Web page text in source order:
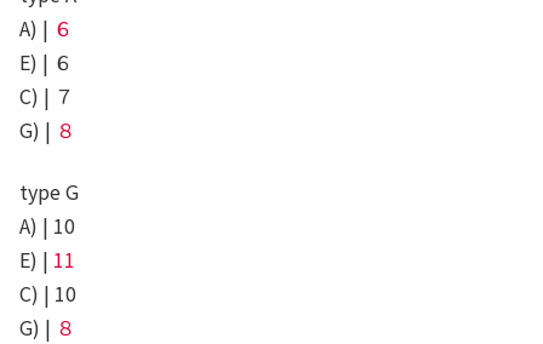
A) | ６
E) | ６
C) | ７
G) | ８
type G
A) | 10
E) | 11
C) | 10
G) | ８